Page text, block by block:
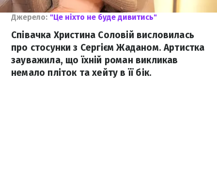
Джерело: "Це ніхто не буде дивитись"
Співачка Христина Соловій висловилась
про стосунки з Сергієм Жаданом. Артистка
зауважила, що їхній роман викликав
немало пліток та хейту в її бік.